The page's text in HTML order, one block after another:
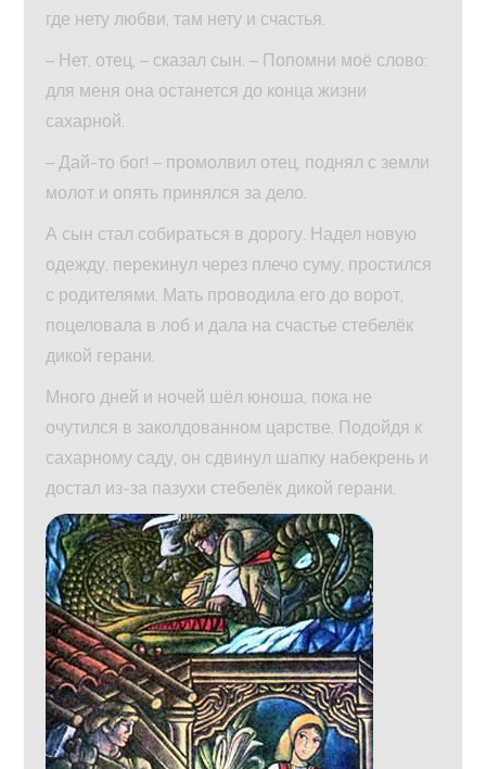
где нету любви, там нету и счастья.
– Нет, отец, – сказал сын. – Попомни моё слово:
для меня она останется до конца жизни
сахарной.
– Дай-то бог! – промолвил отец, поднял с земли
молот и опять принялся за дело.
А сын стал собираться в дорогу. Надел новую
одежду, перекинул через плечо суму, простился
с родителями. Мать проводила его до ворот,
поцеловала в лоб и дала на счастье стебелёк
дикой герани.
Много дней и ночей шёл юноша, пока не
очутился в заколдованном царстве. Подойдя к
сахарному саду, он сдвинул шапку набекрень и
достал из-за пазухи стебелёк дикой герани.